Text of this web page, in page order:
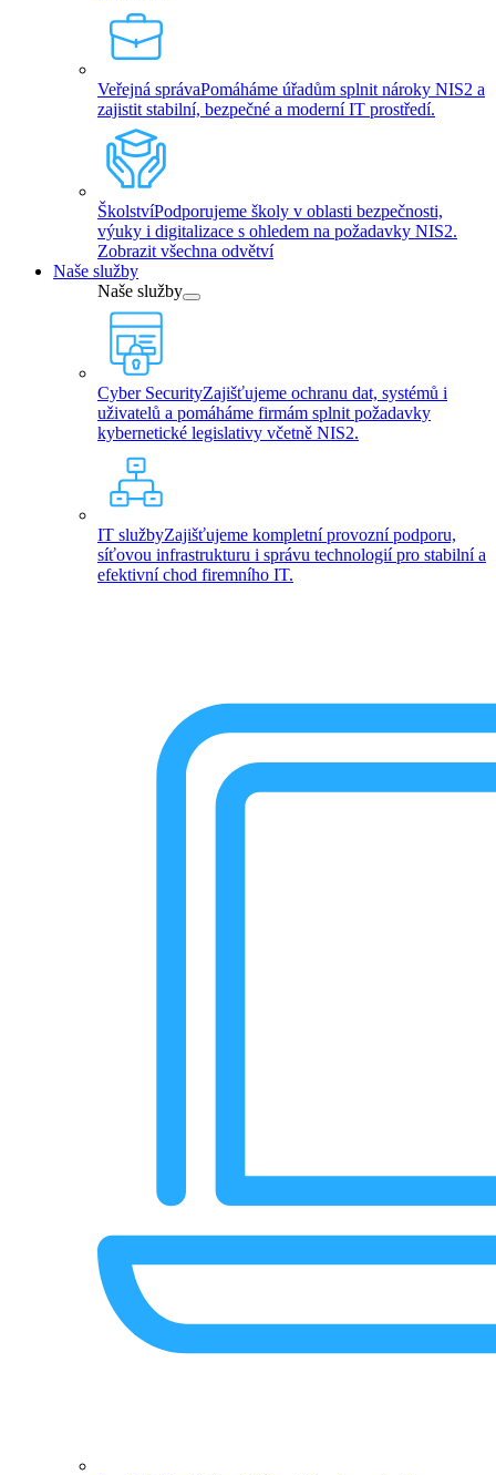
Veřejná správaPomáháme úřadům splnit nároky NIS2 a
zajistit stabilní, bezpečné a moderní IT prostředí.
ŠkolstvíPodporujeme školy v oblasti bezpečnosti,
výuky i digitalizace s ohledem na požadavky NIS2.
Zobrazit všechna odvětví
Naše služby
Naše služby
Cyber SecurityZajišťujeme ochranu dat, systémů i
uživatelů a pomáháme firmám splnit požadavky
kybernetické legislativy včetně NIS2.
IT službyZajišťujeme kompletní provozní podporu,
síťovou infrastrukturu i správu technologií pro stabilní a
efektivní chod firemního IT.